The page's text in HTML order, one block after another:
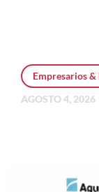
Empresarios
AGOSTO 4, 2026